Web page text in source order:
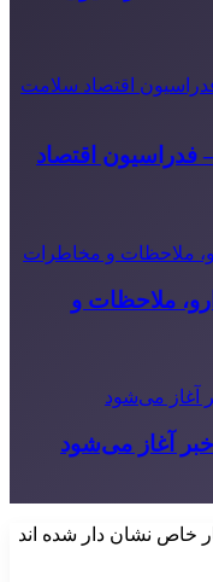
فدراسیون اقتصاد
ملاحظات و
خبر آغاز می‌شود